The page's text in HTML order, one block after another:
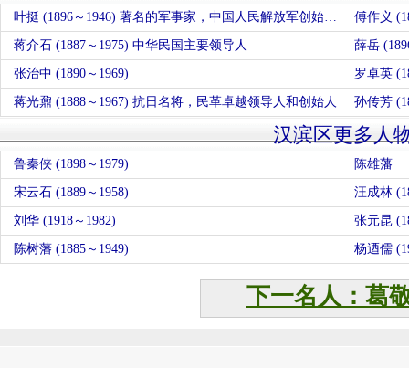
叶挺 (1896～1946) 著名的军事家，中国人民解放军创始人之一 傅作义
蒋介石 (1887～1975) 中华民国主要领导人 薛岳
张治中 (1890～1969) 罗卓英
蒋光鼐 (1888～1967) 抗日名将，民革卓越领导人和创始人 孙传芳
汉滨区更多人
鲁秦侠 (1898～1979) 陈雄藩
宋云石 (1889～1958) 汪成林
刘华 (1918～1982) 张元昆
陈树藩 (1885～1949) 杨迺儒
下一名人：葛